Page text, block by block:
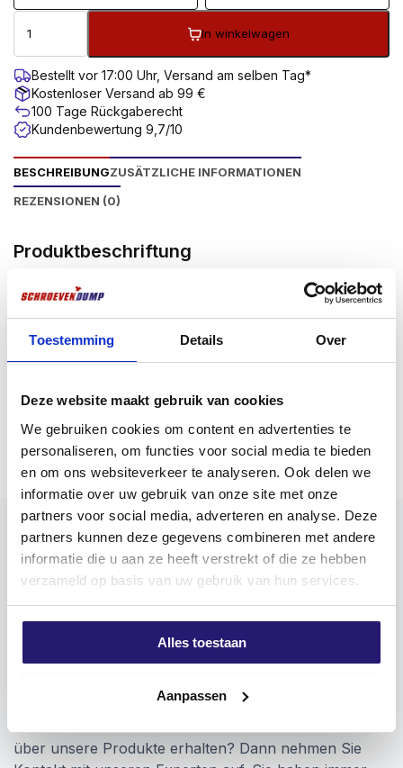
Toestemming Details Over
Deze website maakt gebruik van cookies
We gebruiken cookies om content en advertenties te
personaliseren, om functies voor social media te bieden
en om ons websiteverkeer te analyseren. Ook delen we
informatie over uw gebruik van onze site met onze
partners voor social media, adverteren en analyse. Deze
partners kunnen deze gegevens combineren met andere
informatie die u aan ze heeft verstrekt of die ze hebben
verzameld op basis van uw gebruik van hun services.
Alles toestaan
Aanpassen
In winkelwagen
Bestellt vor 17:00 Uhr, Versand am selben Tag*
Kostenloser Versand ab 99 €
100 Tage Rückgaberecht
Kundenbewertung 9,7/10
BESCHREIBUNGZUSÄTZLICHE INFORMATIONEN
REZENSIONEN (0)
Produktbeschriftung
Der Kunststoffkeil wird zum Setzen von Wänden,
Balken, Rahmen, Auslegern, Schalungen usw.
Haben Sie ein Problem mit dem Verkauf Ihrer
über unsere Produkte erhalten? Dann nehmen Sie